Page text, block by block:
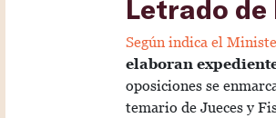
Letrado
Según indica el
elaboran
oposiciones se
temario de Jueces y